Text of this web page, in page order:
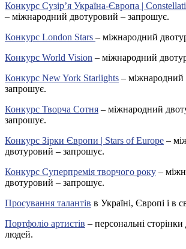
Конкурс Сузір’я Україна-Європа |
– міжнародний двотуровий – запрошує.
Конкурс London Stars – міжнародний
Конкурс World Vision – міжнародний
Конкурс New York Starlights – міжнародний
запрошує.
Конкурс Творча Сотня – міжнародний
запрошує.
Конкурс Зірки Європи | Stars of Europe –
двотуровий – запрошує.
Конкурс Суперпремія творчого року –
двотуровий – запрошує.
Просування талантів в Україні, Європі і в
Портфоліо артистів – персональні
людей.